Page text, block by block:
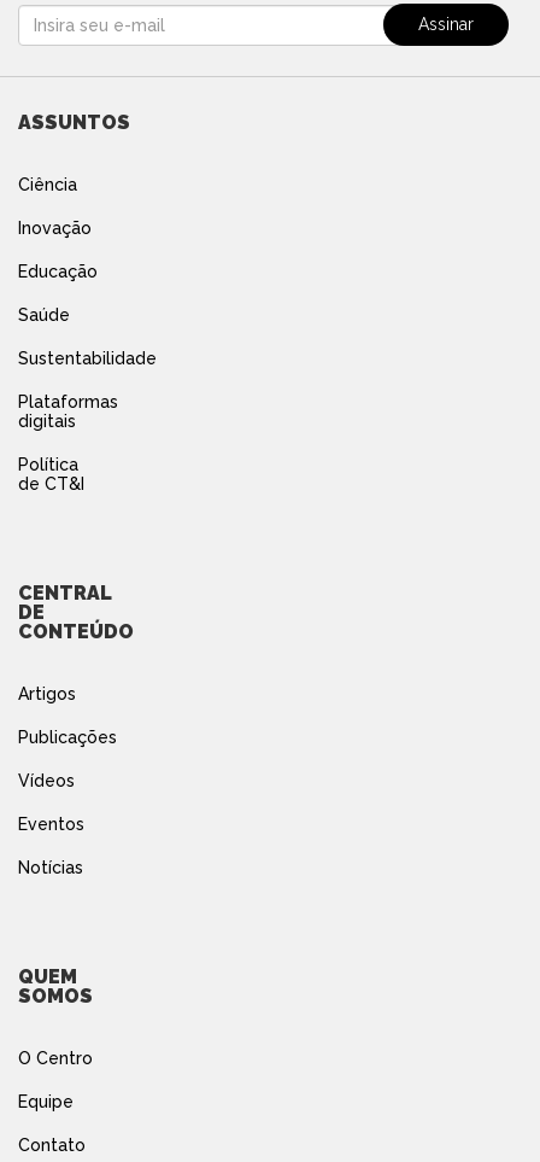
ASSUNTOS
Ciência
Inovação
Educação
Saúde
Sustentabilidade
Plataformas
digitais
Política
de CT&I
CENTRAL
DE
CONTEÚDO
Artigos
Publicações
Vídeos
Eventos
Notícias
QUEM
SOMOS
O Centro
Equipe
Contato